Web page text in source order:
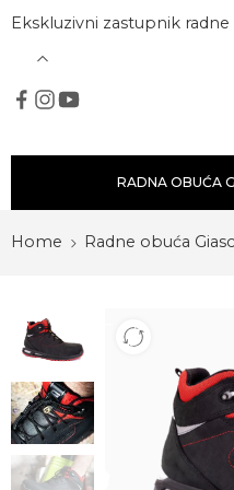
Ekskluzivni zastupnik radne
RADNA OBUĆA
Home Radne obuća